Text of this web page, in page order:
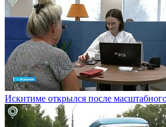
Искитиме открылся после